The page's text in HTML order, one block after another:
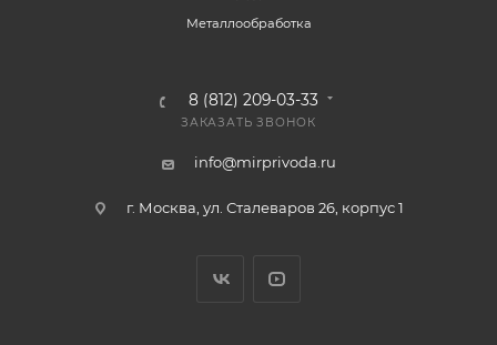
Металлообработка
8 (812) 209-03-33
ЗАКАЗАТЬ ЗВОНОК
info@mirprivoda.ru
г. Москва, ул. Сталеваров 26, корпус 1